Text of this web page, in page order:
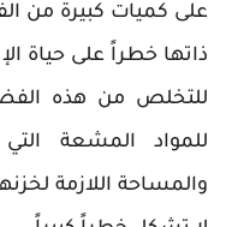
على كميات كبيرة من
ذاتها خطراً على حياة
للتخلص من هذه
للمواد المشعة
والمساحة اللازمة